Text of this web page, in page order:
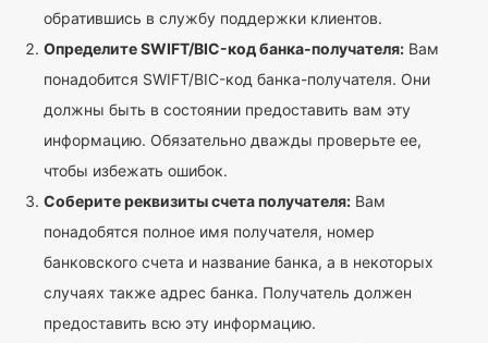
обратившись в службу поддержки клиентов.
Определите SWIFT/BIC-код банка-получателя: Вам
понадобится SWIFT/BIC-код банка-получателя. Они
должны быть в состоянии предоставить вам эту
информацию. Обязательно дважды проверьте ее,
чтобы избежать ошибок.
Соберите реквизиты счета получателя: Вам
понадобятся полное имя получателя, номер
банковского счета и название банка, а в некоторых
случаях также адрес банка. Получатель должен
предоставить всю эту информацию.